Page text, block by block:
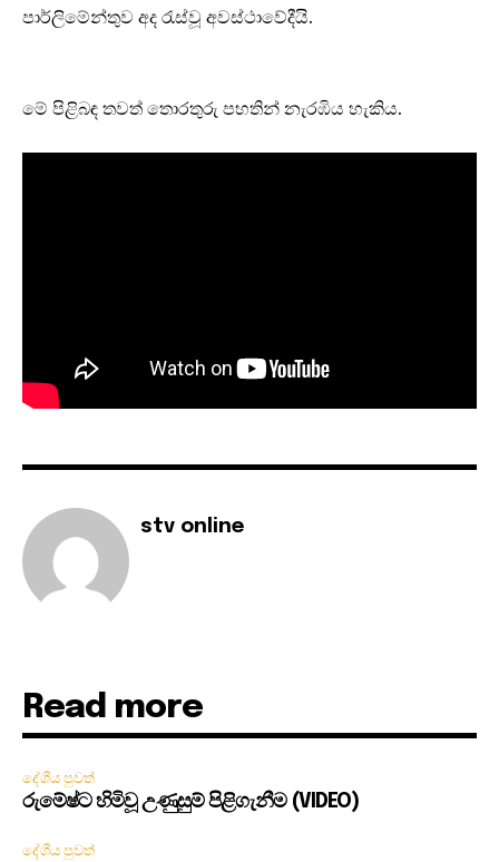
පාර්ලිමේන්තුව අද රැස්වූ අවස්ථාවේදීයි.
මේ පිළිබඳ තවත් තොරතුරු පහතින් නැරඹිය හැකිය.
stv online
Read more
දේශීය පුවත්
රුමේෂ්ට හිමිවූ උණුසුම් පිළිගැනීම (VIDEO)
දේශීය පුවත්